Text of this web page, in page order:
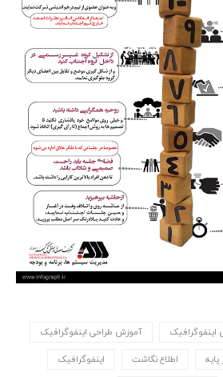
آموزش طراحی اینفوگرافیک
اطلاع نگاشت اینفوگرافیک